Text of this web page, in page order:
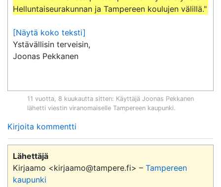
Helluntaiseurakunnan ja Tampereen koulujen välillä."
[Näytä koko teksti]
Ystävällisin terveisin,
Joonas Pekkanen
11 vuotta, 8 kuukautta sitten: Käyttäjä Joonas Pekkanen
lähetti viestin viranomaiselle Tampereen kaupunki.
Kirjoita kommentti
Lähettäjä
Kirjaamo <kirjaamo@tampere.fi> – Tampereen
kaupunki